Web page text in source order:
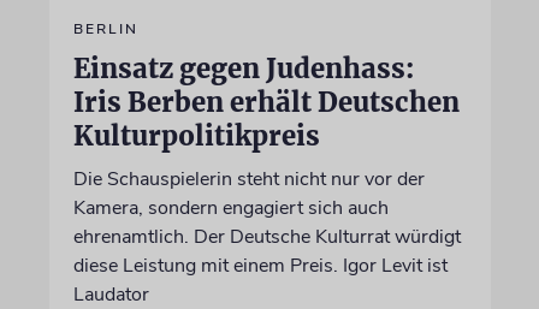
BERLIN
Einsatz gegen Judenhass:
Iris Berben erhält Deutschen
Kulturpolitikpreis
Die Schauspielerin steht nicht nur vor der
Kamera, sondern engagiert sich auch
ehrenamtlich. Der Deutsche Kulturrat würdigt
diese Leistung mit einem Preis. Igor Levit ist
Laudator